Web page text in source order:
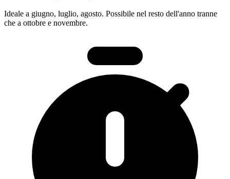
Ideale a giugno, luglio, agosto. Possibile nel resto dell'anno tranne
che a ottobre e novembre.